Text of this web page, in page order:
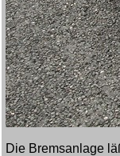
Die Bremsanlage